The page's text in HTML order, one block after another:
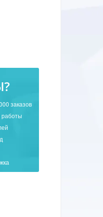
заказов
работы